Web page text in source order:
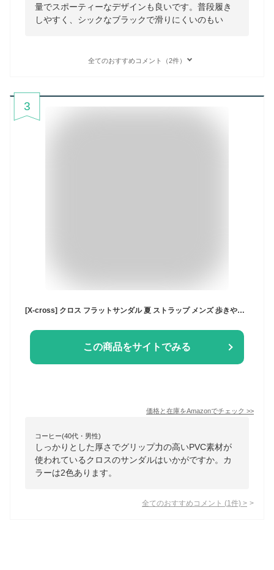
量でスポーティーなデザインも良いです。普段履き
しやすく、シックなブラックで滑りにくいのもい
全てのおすすめコメント（2件）
3
[X-cross] クロス フラットサンダル 夏 ストラップ メンズ 歩きやすい 黒 かかと付き 屋外 外履き 調整 お洒落 マジックテープ 大きいサイズ 蒸れない 通勤 軽量 旅行 リゾート 海水浴 プール 楽 かっこいい 脱げない スポーティ アウトドア オフィス 室内 会社 職場 社内 キャンプ コンフォート カジュアル 韓国 ファッション バックバンド ビーサン (26.5) ブラック
この商品をサイトでみる
価格と在庫をAmazonでチェック >>
コーヒー(40代・男性)
しっかりとした厚さでグリップ力の高いPVC素材が
使われているクロスのサンダルはいかがですか。カ
ラーは2色あります。
全てのおすすめコメント (1 件) >